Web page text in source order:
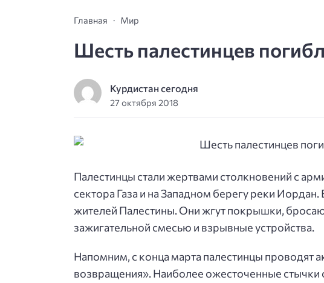
Главная Мир
Шесть палестинцев
Курдистан сегодня
27 октября 2018
Палестинцы стали жертвами столкновений с
сектора Газа и на Западном берегу реки
жителей Палестины. Они жгут покрышки,
зажигательной смесью и взрывные устройства.
Напомним, с конца марта палестинцы проводят
возвращения». Наиболее ожесточенные стычки